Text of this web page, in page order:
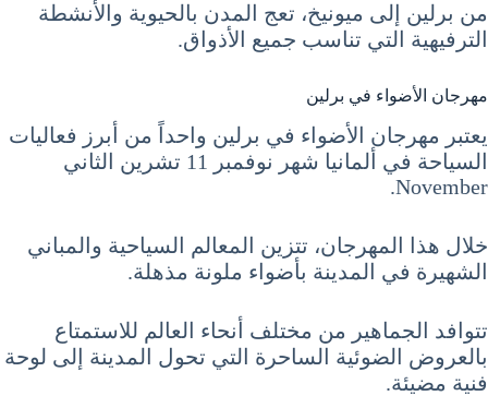
من برلين إلى ميونيخ، تعج المدن بالحيوية والأنشطة
الترفيهية التي تناسب جميع الأذواق.
مهرجان الأضواء في برلين
يعتبر مهرجان الأضواء في برلين واحداً من أبرز فعاليات
السياحة في ألمانيا شهر نوفمبر 11 تشرين الثاني
November.
خلال هذا المهرجان، تتزين المعالم السياحية والمباني
الشهيرة في المدينة بأضواء ملونة مذهلة.
تتوافد الجماهير من مختلف أنحاء العالم للاستمتاع
بالعروض الضوئية الساحرة التي تحول المدينة إلى لوحة
فنية مضيئة.